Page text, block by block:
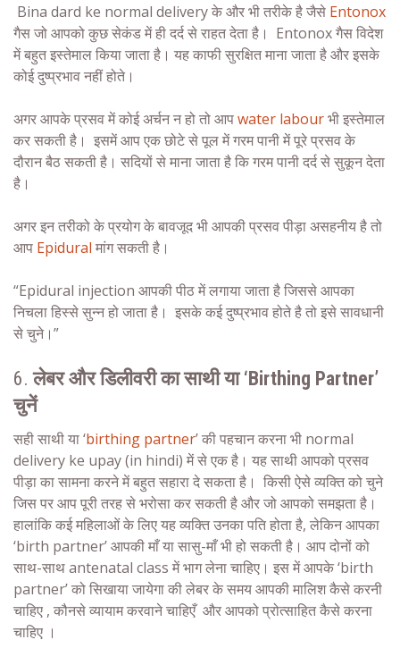
Bina dard ke normal deliveryके और भी तरीके है जैसे Entonox
गैस जो आपको कुछ सेकंड में ही दर्द से राहत देता है। Entonox गैस विदेश
में बहुत इस्तेमाल किया जाता है। यह काफी सुरक्षित माना जाता है और इसके
कोई दुष्प्रभाव नहीं होते।
अगर आपके प्रसव में कोई अर्चन न हो तो आपwater labourभी इस्तेमाल
कर सकती है। इसमें आप एक छोटे से पूल में गरम पानी में पूरे प्रसव के
दौरान बैठ सकती है। सदियोंसे माना जाता है कि गरम पानी दर्द से सुकून देता
है।
अगर इन तरीको के प्रयोग के बावजूद भी आपकी प्रसव पीड़ा असहनीय है तो
आप Epidural मांग सकती है।
“Epidural injection आपकी पीठ में लगाया जाता है जिससे आपका
निचला हिस्सेसुन्नहो जाता है। इसके कई दुष्प्रभाव होते है तो इसे सावधानी
से चुने।”
6.लेबर और डिलीवरी का साथी या ‘Birthing Partner’
चुनें
सही साथी या ‘birthing partner’ की पहचान करना भी normal
delivery ke upay (in hindi) में से एक है। यह साथी आपको प्रसव
पीड़ा का सामना करने में बहुत सहारा दे सकता है। किसी ऐसे व्यक्ति को चुने
जिस पर आप पूरी तरह से भरोसा कर सकती है और जो आपको समझता है।
हालांकि कई महिलाओं के लिए यह व्यक्ति उनका पति होता है, लेकिन आपका
‘birth partner’ आपकी माँ या सासु-माँ भी हो सकती है। आप दोनों को
साथ-साथ antenatal class में भाग लेना चाहिए। इस में आपके ‘birth
partner’ को सिखाया जायेगा की लेबर के समय आपकी मालिश कैसे करनी
चाहिए , कौनसे व्यायाम करवाने चाहिएँ और आपको प्रोत्साहित कैसे करना
चाहिए ।